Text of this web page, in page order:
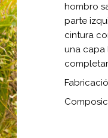
hombro
parte
cintura
una capa